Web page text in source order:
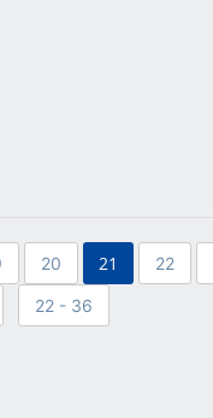
20 21 22
22 - 36